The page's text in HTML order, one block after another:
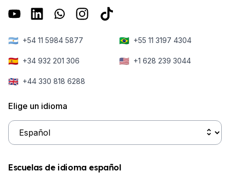
🇦🇷 +54 11 5984 5877 🇧🇷 +55 11 3197 4304
🇪🇸 +34 932 201 306 🇺🇸 +1 628 239 3044
🇬🇧 +44 330 818 6288
Elige un idioma
Escuelas de idioma español